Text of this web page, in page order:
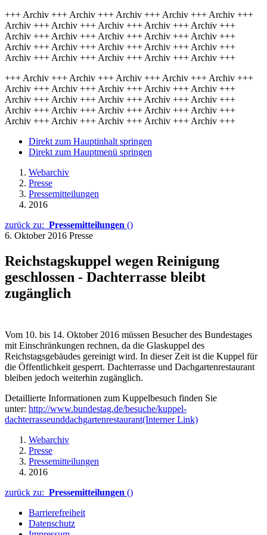
+++ Archiv +++ Archiv +++ Archiv +++ Archiv +++ Archiv +++
Archiv +++ Archiv +++ Archiv +++ Archiv +++ Archiv +++
Archiv +++ Archiv +++ Archiv +++ Archiv +++ Archiv +++
Archiv +++ Archiv +++ Archiv +++ Archiv +++ Archiv +++
Archiv +++ Archiv +++ Archiv +++ Archiv +++ Archiv +++
+++ Archiv +++ Archiv +++ Archiv +++ Archiv +++ Archiv +++
Archiv +++ Archiv +++ Archiv +++ Archiv +++ Archiv +++
Archiv +++ Archiv +++ Archiv +++ Archiv +++ Archiv +++
Archiv +++ Archiv +++ Archiv +++ Archiv +++ Archiv +++
Archiv +++ Archiv +++ Archiv +++ Archiv +++ Archiv +++
Direkt zum Hauptinhalt springen
Direkt zum Hauptmenü springen
Webarchiv
Presse
Pressemitteilungen
2016
zurück zu: Pressemitteilungen ()
6. Oktober 2016 Presse
Reichstagskuppel wegen Reinigung
geschlossen - Dachterrasse bleibt
zugänglich
Vom 10. bis 14. Oktober 2016 müssen Besucher des Bundestages
mit Einschränkungen rechnen, da die Glaskuppel des
Reichstagsgebäudes gereinigt wird. In dieser Zeit ist die Kuppel für
die Öffentlichkeit gesperrt. Dachterrasse und Dachgartenrestaurant
bleiben jedoch weiterhin zugänglich.
Detaillierte Informationen zum Kuppelbesuch finden Sie
unter: http://www.bundestag.de/besuche/kuppel-
dachterrasseunddachgartenrestaurant(Interner Link)
Webarchiv
Presse
Pressemitteilungen
2016
zurück zu: Pressemitteilungen ()
Barrierefreiheit
Datenschutz